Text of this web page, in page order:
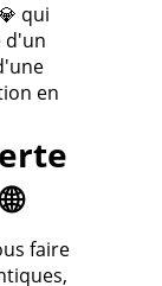
qui
d'un
en
faire